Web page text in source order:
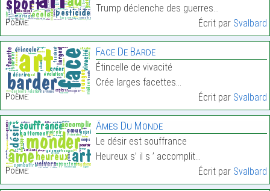
Poème:
Trump déclenche des guerres…
Écrit par Svalbard
Poème:
Face De Barde
Étincelle de vivacité
Crée larges facettes…
Écrit par Svalbard
Poème:
Âmes Du Monde
Le désir est souffrance
Heureux s’ il s ’ accomplit…
Écrit par Svalbard